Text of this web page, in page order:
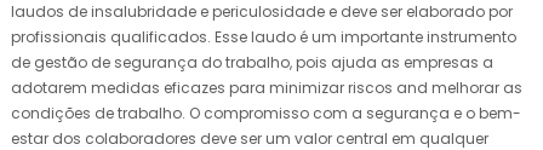
laudos de insalubridade e periculosidade e deve ser elaborado por
profissionais qualificados. Esse laudo é um importante instrumento
de gestão de segurança do trabalho, pois ajuda as empresas a
adotarem medidas eficazes para minimizar riscos and melhorar as
condições de trabalho. O compromisso com a segurança e o bem-
estar dos colaboradores deve ser um valor central em qualquer